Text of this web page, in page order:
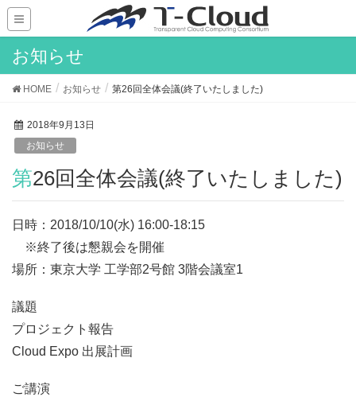
お知らせ
HOME お知らせ 第26回全体会議(終了いたしました)
2018年9月13日
お知らせ
第26回全体会議(終了いたしました)
日時：2018/10/10(水) 16:00-18:15
※終了後は懇親会を開催
場所：東京大学 工学部2号館 3階会議室1
議題
プロジェクト報告
Cloud Expo 出展計画
ご講演